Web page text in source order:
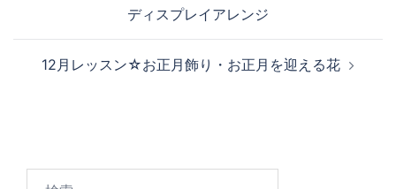
ン
ディスプレイアレンジ
12月レッスン☆お正月飾り・お正月を迎える花